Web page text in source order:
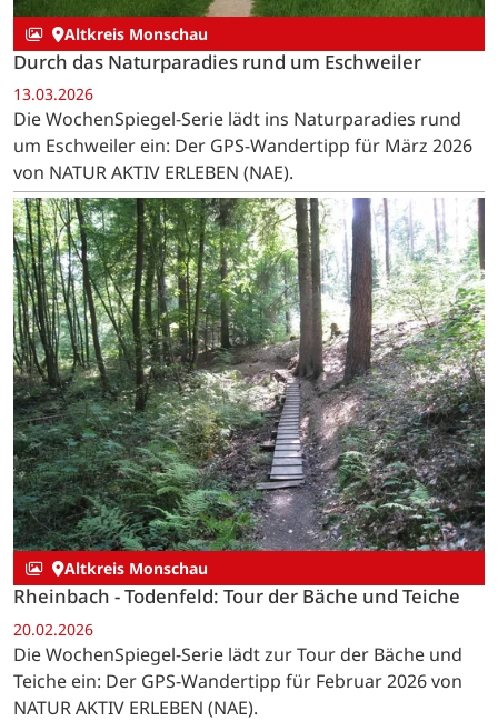
Altkreis Monschau
Durch das Naturparadies rund um Eschweiler
13.03.2026
Die WochenSpiegel-Serie lädt ins Naturparadies rund
um Eschweiler ein: Der GPS-Wandertipp für März 2026
von NATUR AKTIV ERLEBEN (NAE).
Altkreis Monschau
Rheinbach - Todenfeld: Tour der Bäche und Teiche
20.02.2026
Die WochenSpiegel-Serie lädt zur Tour der Bäche und
Teiche ein: Der GPS-Wandertipp für Februar 2026 von
NATUR AKTIV ERLEBEN (NAE).